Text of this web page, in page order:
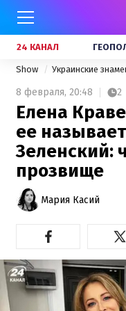
24 КАНАЛ
Show Украинские
8 февраля, 20:48 2
Елена
ее
Зеленский:
прозвище
Мария Касий